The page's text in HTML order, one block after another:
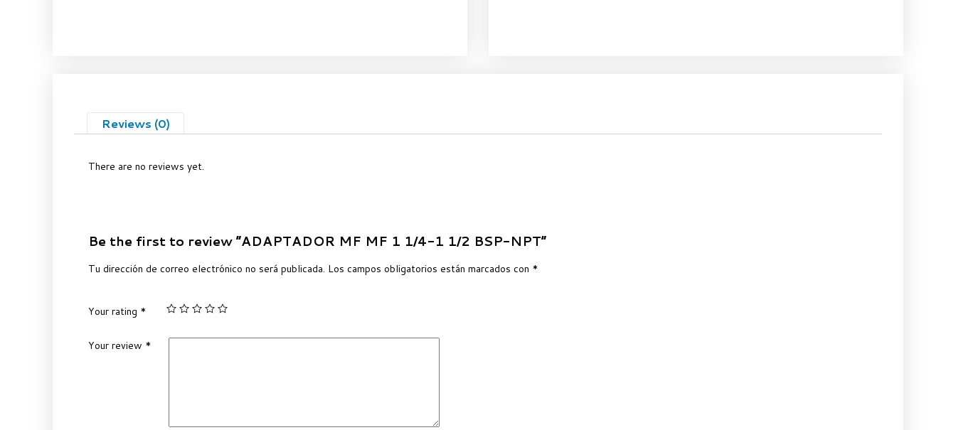
Reviews (0)
There are no reviews yet.
Be the first to review “ADAPTADOR MF MF 1 1/4-1 1/2 BSP-NPT”
Tu dirección de correo electrónico no será publicada. Los campos obligatorios están marcados con *
Your rating *
Your review *